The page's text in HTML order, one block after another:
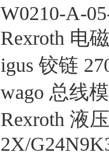
W0210-A-
Rexroth 电
igus 铰链
wago 总线
Rexroth 液
2X/